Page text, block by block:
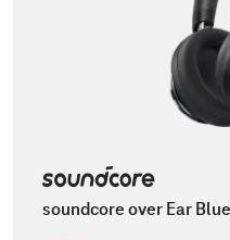
soundcore over Ear